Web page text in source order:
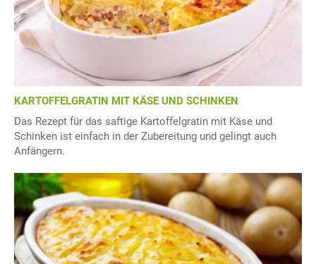
KARTOFFELGRATIN MIT KÄSE UND SCHINKEN
Das Rezept für das saftige Kartoffelgratin mit Käse und
Schinken ist einfach in der Zubereitung und gelingt auch
Anfängern.